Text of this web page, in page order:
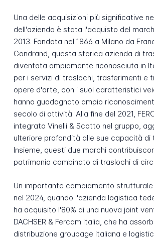
Una delle acquisizioni più significative
dell'azienda è stata l'acquisto del
2013. Fondata nel 1866 a Milano da
Gondrand, questa storica azienda di
diventata ampiamente riconosciuta in
per i servizi di traslochi, trasferimenti e
opere d'arte, con i suoi caratteristici
hanno guadagnato ampio
secolo di attività. Alla fine del 2021,
integrato Vinelli & Scotto nel gruppo,
ulteriore profondità alle sue capacità di
Insieme, questi due marchi
patrimonio combinato di traslochi di
Un importante cambiamento
nel 2024, quando l'azienda logistica
ha acquisito l'80% di una nuova joint
DACHSER & Fercam Italia, che ha
distribuzione groupage italiana e